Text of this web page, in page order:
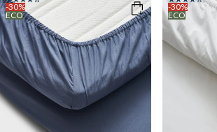
-30%
ECO
-30%
ECO